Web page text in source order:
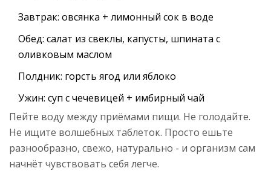
Завтрак: овсянка + лимонный сок в воде
Обед: салат из свеклы, капусты, шпината с
оливковым маслом
Полдник: горсть ягод или яблоко
Ужин: суп с чечевицей + имбирный чай
Пейте воду между приёмами пищи. Не голодайте.
Не ищите волшебных таблеток. Просто ешьте
разнообразно, свежо, натурально - и организм сам
начнёт чувствовать себя легче.